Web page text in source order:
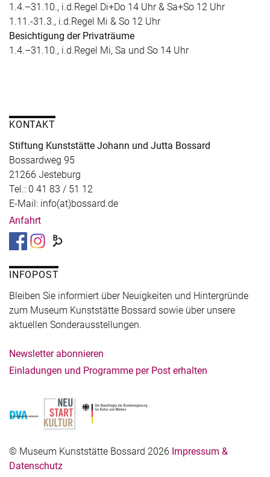
1.4.–31.10., i.d.Regel Di+Do 14 Uhr & Sa+So 12 Uhr
1.11.-31.3., i.d.Regel Mi & So 12 Uhr
Besichtigung der Privaträume
1.4.–31.10., i.d.Regel Mi, Sa und So 14 Uhr
KONTAKT
Stiftung Kunststätte Johann und Jutta Bossard
Bossardweg 95
21266 Jesteburg
Tel.: 0 41 83 / 51 12
E-Mail: info(at)bossard.de
Anfahrt
INFOPOST
Bleiben Sie informiert über Neuigkeiten und Hintergründe
zum Museum Kunststätte Bossard sowie über unsere
aktuellen Sonderausstellungen.
Newsletter abonnieren
Einladungen und Programme per Post erhalten
© Museum Kunststätte Bossard 2026 Impressum &
Datenschutz